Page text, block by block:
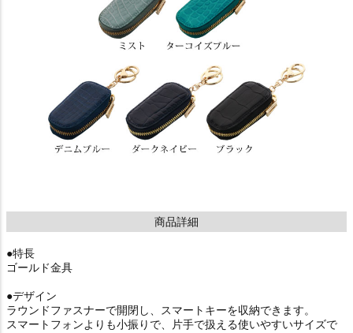
商品詳細
●特長
ゴールド金具
●デザイン
ラウンドファスナーで開閉し、スマートキーを収納できます。
スマートフォンよりも小振りで、片手で扱える使いやすいサイズで